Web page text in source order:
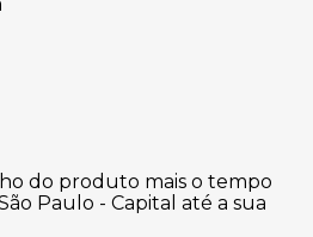
do produto mais o tempo
Paulo - Capital até a sua